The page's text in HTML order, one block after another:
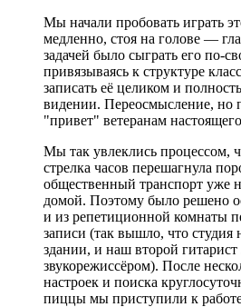
Мы начали пробовать играть
медленно, стоя на голове —
задачей было сыграть его по-
привязываясь к структуре
записать её целиком и
видении. Переосмысление, но
"привет" ветеранам
Мы так увлеклись процессом,
стрелка часов перешагнула
общественный транспорт уже
домой. Поэтому было решено
и из репетиционной комнаты
записи (так вышло, что студия
здании, и наш второй
звукорежиссёром). После
настроек и поиска
пиццы мы приступили к